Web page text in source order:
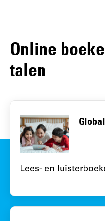
Online
talen
Lees- en